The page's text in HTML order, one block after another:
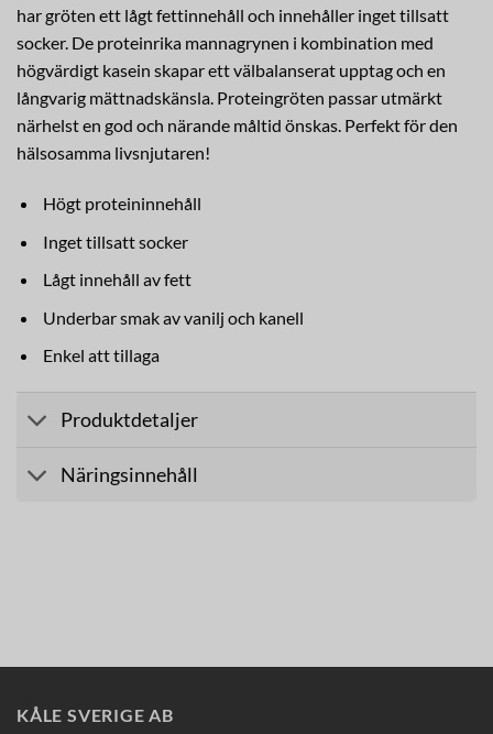
har gröten ett lågt fettinnehåll och innehåller inget tillsatt
socker. De proteinrika mannagrynen i kombination med
högvärdigt kasein skapar ett välbalanserat upptag och en
långvarig mättnadskänsla. Proteingröten passar utmärkt
närhelst en god och närande måltid önskas. Perfekt för den
hälsosamma livsnjutaren!
Högt proteininnehåll
Inget tillsatt socker
Lågt innehåll av fett
Underbar smak av vanilj och kanell
Enkel att tillaga
Produktdetaljer
Näringsinnehåll
KÅLE SVERIGE AB